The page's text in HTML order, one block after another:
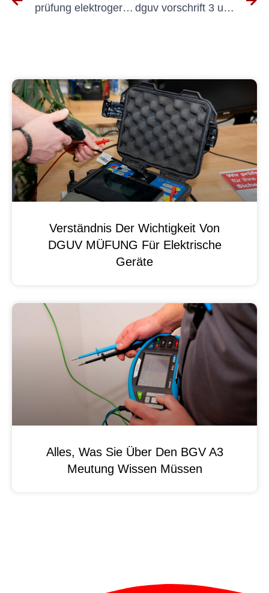
prüfung elektrogeräte dguv vorschrift 3 und 4 elektrische anlagen und betriebsmittel
Verständnis Der Wichtigkeit Von
DGUV MÜFUNG Für Elektrische
Geräte
Alles, Was Sie Über Den BGV A3
Meutung Wissen Müssen